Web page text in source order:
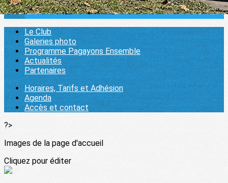
Se connecter
Le Club
Galeries photo
Programme Pagayons Ensemble
Actualités
Partenaires
Horaires, Tarifs et Adhésion
Agenda
Accès et contact
?>
Images de la page d'accueil
Cliquez pour éditer